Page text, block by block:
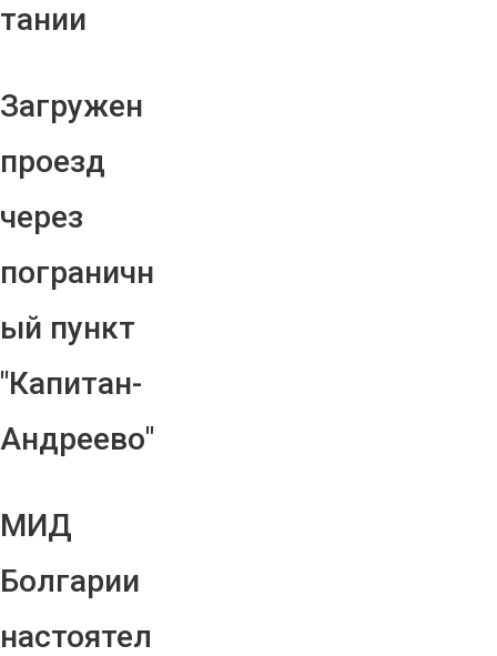
тании
Загружен
проезд
через
пограничн
ый пункт
"Капитан-
Андреево"
МИД
Болгарии
настоятел